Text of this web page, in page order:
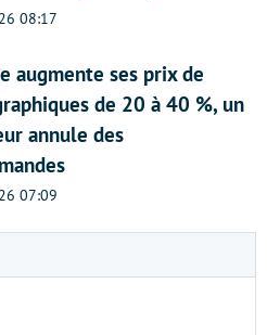
08:17
augmente ses prix de
de 20 à 40 %, un
annule des
07:09